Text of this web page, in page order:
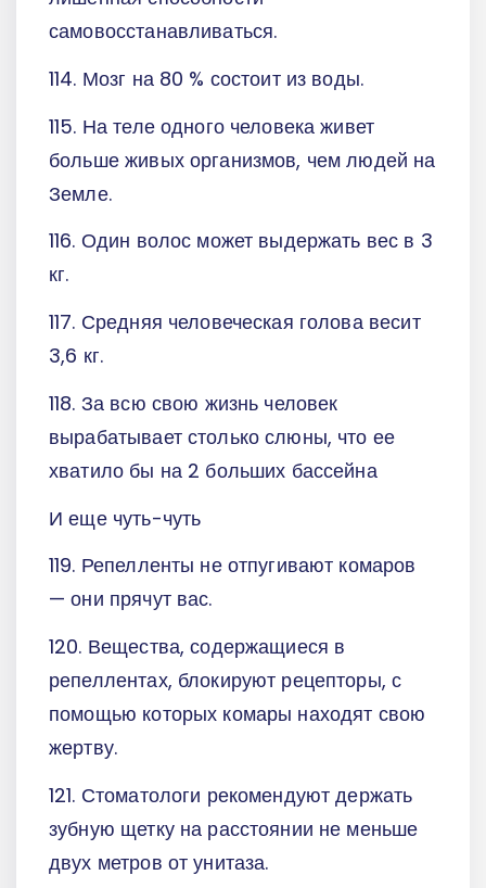
самовосстанавливаться.
114. Мозг на 80 % состоит из воды.
115. На теле одного человека живет
больше живых организмов, чем людей на
Земле.
116. Один волос может выдержать вес в 3
кг.
117. Средняя человеческая голова весит
3,6 кг.
118. За всю свою жизнь человек
вырабатывает столько слюны, что ее
хватило бы на 2 больших бассейна
И еще чуть-чуть
119. Репелленты не отпугивают комаров
— они прячут вас.
120. Вещества, содержащиеся в
репеллентах, блокируют рецепторы, с
помощью которых комары находят свою
жертву.
121. Стоматологи рекомендуют держать
зубную щетку на расстоянии не меньше
двух метров от унитаза.